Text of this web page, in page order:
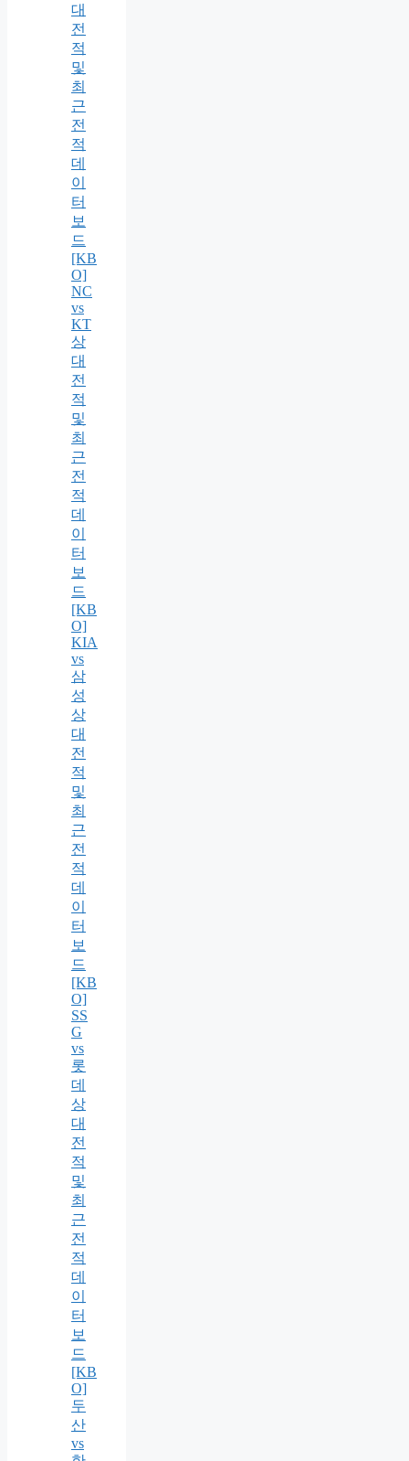
대
전
적
및
최
근
전
적
데
이
터
보
드
[KB
O]
NC
vs
KT
상
대
전
적
및
최
근
전
적
데
이
터
보
드
[KB
O]
KIA
vs
삼
성
상
대
전
적
및
최
근
전
적
데
이
터
보
드
[KB
O]
SS
G
vs
롯
데
상
대
전
적
및
최
근
전
적
데
이
터
보
드
[KB
O]
두
산
vs